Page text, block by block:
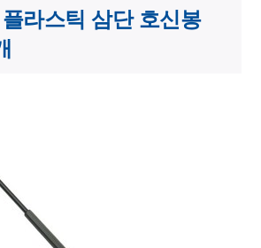
라스틱 삼단 호신봉